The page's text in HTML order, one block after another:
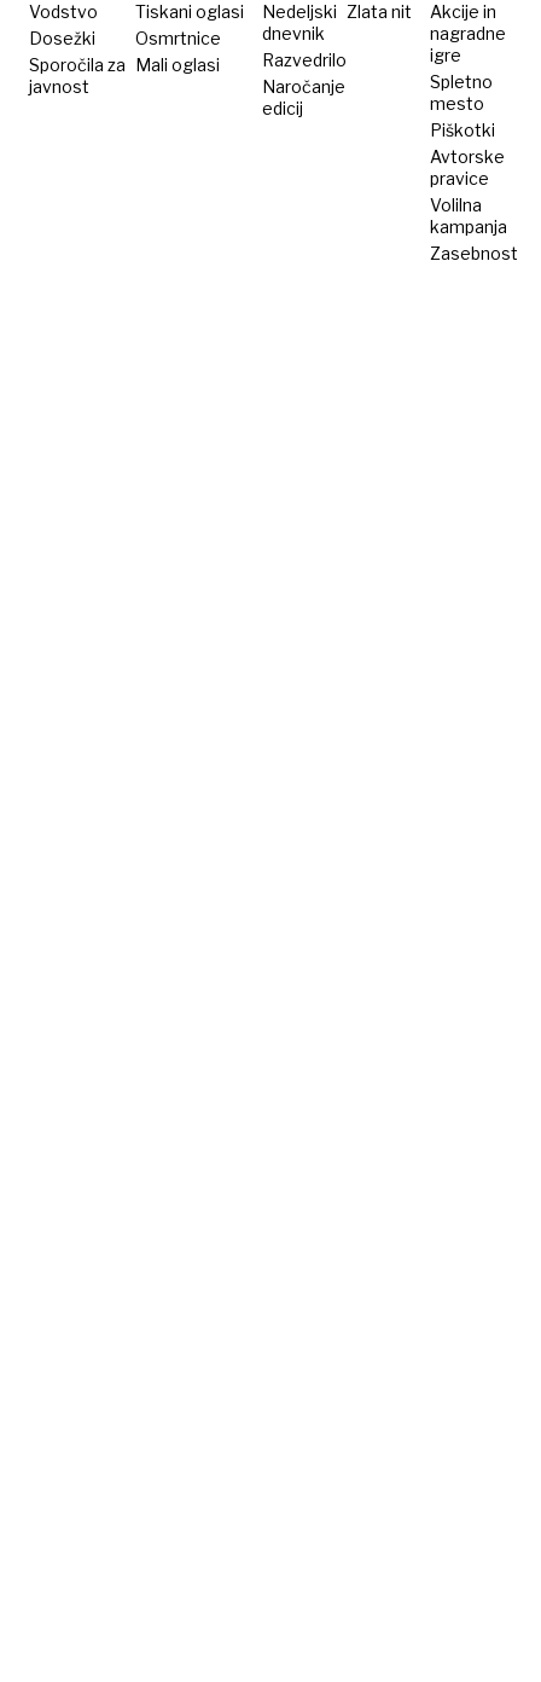
Vodstvo
Dosežki
Sporočila za
javnost
Tiskani oglasi
Osmrtnice
Mali oglasi
Nedeljski
dnevnik
Razvedrilo
Naročanje
edicij
Zlata nit
Akcije in
nagradne
igre
Spletno
mesto
Piškotki
Avtorske
pravice
Volilna
kampanja
Zasebnost